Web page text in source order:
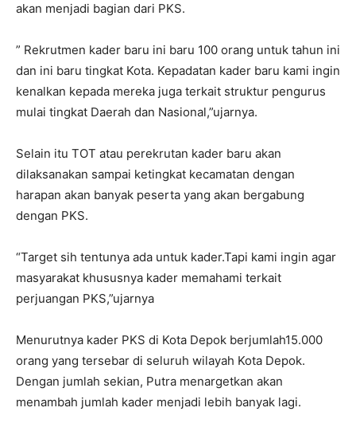
akan menjadi bagian dari PKS.
” Rekrutmen kader baru ini baru 100 orang untuk tahun ini
dan ini baru tingkat Kota. Kepadatan kader baru kami ingin
kenalkan kepada mereka juga terkait struktur pengurus
mulai tingkat Daerah dan Nasional,”ujarnya.
Selain itu TOT atau perekrutan kader baru akan
dilaksanakan sampai ketingkat kecamatan dengan
harapan akan banyak peserta yang akan bergabung
dengan PKS.
“Target sih tentunya ada untuk kader.Tapi kami ingin agar
masyarakat khususnya kader memahami terkait
perjuangan PKS,”ujarnya
Menurutnya kader PKS di Kota Depok berjumlah15.000
orang yang tersebar di seluruh wilayah Kota Depok.
Dengan jumlah sekian, Putra menargetkan akan
menambah jumlah kader menjadi lebih banyak lagi.